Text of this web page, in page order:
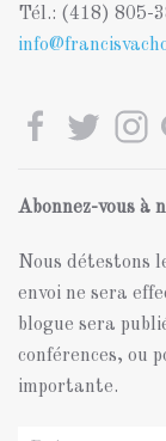
Tél.: (418) 805-
Abonnez-vous à
Nous détestons
envoi ne sera
blogue sera
conférences, ou
importante.